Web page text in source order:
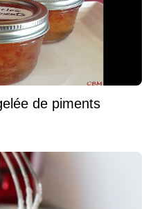
de piments